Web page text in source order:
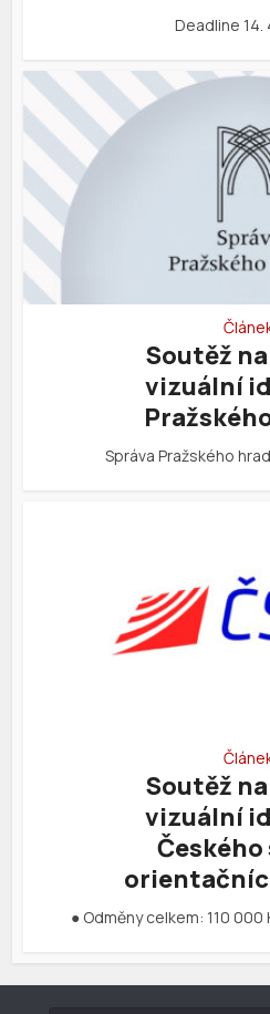
Deadline 14.
Soutěž
vizuální
Správa Pražského
Soutěž
vizuální
Českého
● Odměny celkem: 110 000